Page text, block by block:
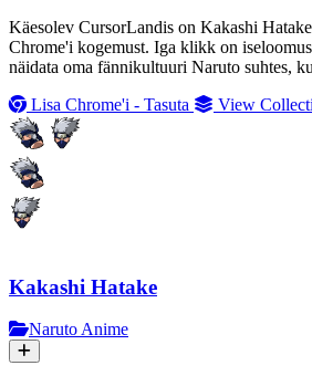
Käesolev CursorLandis on Kakashi
Chrome'i kogemust. Iga klikk on
näidata oma fännikultuuri Naruto suhtes,
Lisa Chrome'i - Tasuta
View
Kakashi Hatake
Naruto Anime